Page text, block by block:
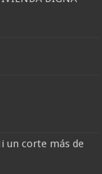
un corte más de